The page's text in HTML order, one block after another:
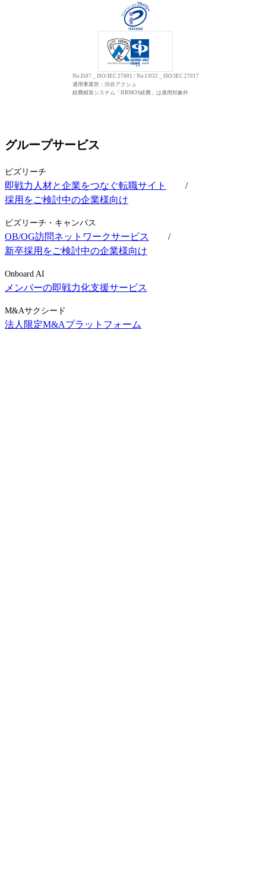
No.I507 _ ISO/IEC 27001 / No.U032 _ ISO/IEC 27017
適用事業所：渋谷アクシュ
経費精算システム「HRMOS経費」は適用対象外
グループサービス
ビズリーチ
即戦力人材と企業をつなぐ転職サイト
/
採用をご検討中の企業様向け
ビズリーチ・キャンパス
OB/OG訪問ネットワークサービス
/
新卒採用をご検討中の企業様向け
Onboard AI
メンバーの即戦力化支援サービス
M&Aサクシード
法人限定M&Aプラットフォーム